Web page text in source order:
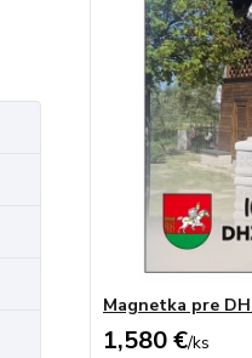
Magnetka pre
1,580 €/ks